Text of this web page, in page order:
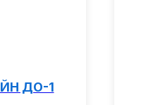
ДО-1